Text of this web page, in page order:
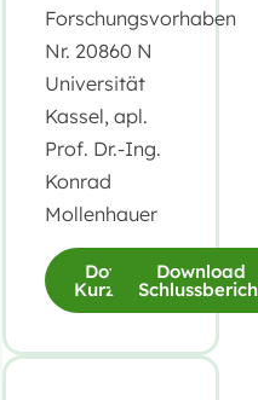
Forschungsvorhaben
Nr. 20860 N
Universität
Kassel, apl.
Prof. Dr.-Ing.
Konrad
Mollenhauer
Download
Kurzfassung
Download